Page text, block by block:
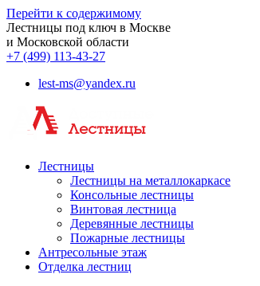
Перейти к содержимому
Лестницы под ключ в Москве
и Московской области
+7 (499) 113-43-27
lest-ms@yandex.ru
Лестницы
Лестницы на металлокаркасе
Консольные лестницы
Винтовая лестница
Деревянные лестницы
Пожарные лестницы
Антресольные этаж
Отделка лестниц